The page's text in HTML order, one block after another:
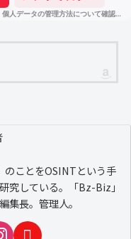
のことをOSINTという手
究している。「Bz-Biz」
集長。管理人。